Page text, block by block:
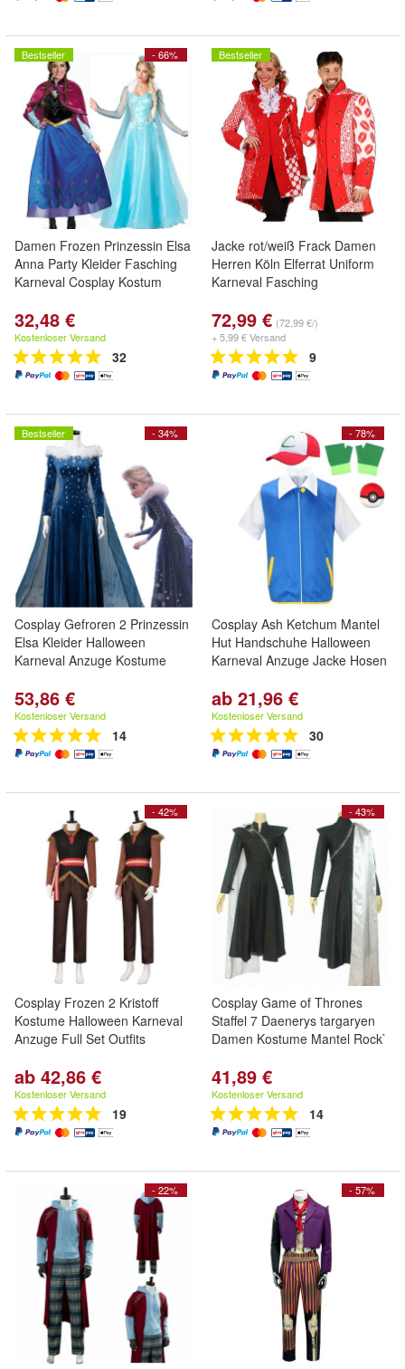
- 66%
Bestseller
Damen Frozen Prinzessin Elsa
Anna Party Kleider Fasching
Karneval Cosplay Kostum
32,48 €
Kostenloser Versand
32
Bestseller
Jacke rot/weiß Frack Damen
Herren Köln Elferrat Uniform
Karneval Fasching
72,99 € (72,99 €/)
+ 5,99 € Versand
9
- 34%
Bestseller
Cosplay Gefroren 2 Prinzessin
Elsa Kleider Halloween
Karneval Anzuge Kostume
53,86 €
Kostenloser Versand
14
- 78%
Cosplay Ash Ketchum Mantel
Hut Handschuhe Halloween
Karneval Anzuge Jacke Hosen
ab 21,96 €
Kostenloser Versand
30
- 42%
Cosplay Frozen 2 Kristoff
Kostume Halloween Karneval
Anzuge Full Set Outfits
ab 42,86 €
Kostenloser Versand
19
- 43%
Cosplay Game of Thrones
Staffel 7 Daenerys targaryen
Damen Kostume Mantel Rock`
41,89 €
Kostenloser Versand
14
- 22% - 57%